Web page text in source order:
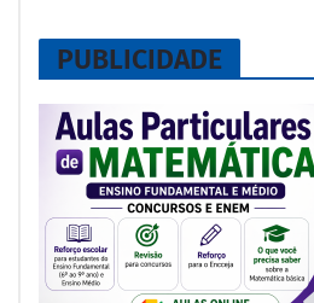
PUBLICIDADE